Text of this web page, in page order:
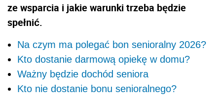
ze wsparcia i jakie warunki trzeba będzie
spełnić.
Na czym ma polegać bon senioralny 2026?
Kto dostanie darmową opiekę w domu?
Ważny będzie dochód seniora
Kto nie dostanie bonu senioralnego?